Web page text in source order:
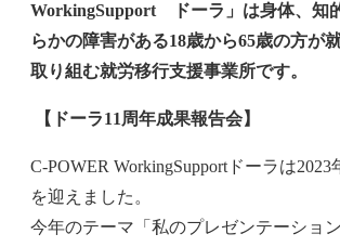
WorkingSupport ドーラ」は身体、知
らかの障害がある18歳から65歳の方が
取り組む就労移行支援事業所です。
【ドーラ11周年成果報告会】
C-POWER WorkingSupportドーラは2023
を迎えました。
今年のテーマ「私のプレゼンテーショ